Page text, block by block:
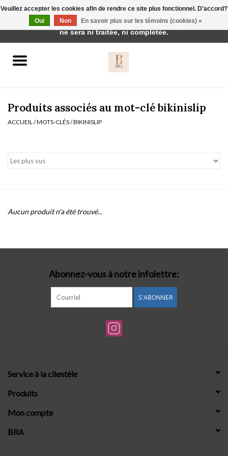
Réduction
Produits associés au mot-clé bikinislip
ACCUEIL /MOTS-CLÉS/BIKINISLIP
Aucun produit n'a été trouvé...
Abonnez-vous à notre infolettre:
S'ABONNER
Service à la clientèle
Produits
Mon compte
BRA
Veuillez accepter les cookies afin de rendre ce site plus fonctionnel. D'accord?
Oui
Non En savoir plus sur les témoins (cookies) »
Cette boutique est en construction. Toute commande passée
ne sera ni traitée, ni complétée.